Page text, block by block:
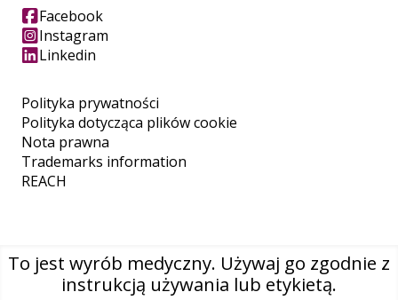
Polityka prywatności
Polityka dotycząca plików cookie
Nota prawna
Trademarks information
REACH
Facebook
Instagram
Linkedin
To jest wyrób medyczny. Używaj go zgodnie z
instrukcją używania lub etykietą.